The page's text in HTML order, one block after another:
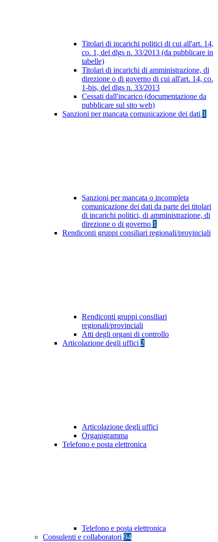
Titolari di incarichi politici di cui all'art. 14,
co. 1, del dlgs n. 33/2013 (da pubblicare in
tabelle)
Titolari di incarichi di amministrazione, di
direzione o di governo di cui all'art. 14, co.
1-bis, del dlgs n. 33/2013
Cessati dall'incarico (documentazione da
pubblicare sul sito web)
Sanzioni per mancata comunicazione dei dati 1
Sanzioni per mancata o incompleta
comunicazione dei dati da parte dei titolari
di incarichi politici, di amministrazione, di
direzione o di governo 1
Rendiconti gruppi consiliari regionali/provinciali
Rendiconti gruppi consiliari
regionali/provinciali
Atti degli organi di controllo
Articolazione degli uffici 2
Articolazione degli uffici
Organigramma
Telefono e posta elettronica
Telefono e posta elettronica
Consulenti e collaboratori 94